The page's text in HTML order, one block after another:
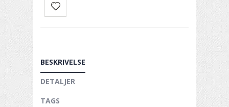
BESKRIVELSE
DETALJER
TAGS